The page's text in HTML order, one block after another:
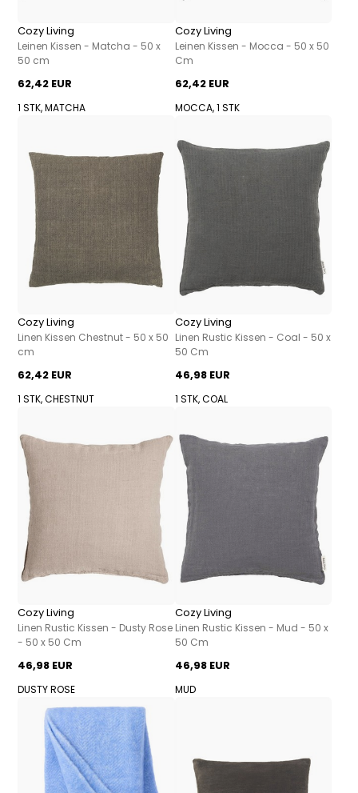
Cozy Living
Leinen Kissen - Matcha - 50 x
50 cm
62,42 EUR
1 STK, MATCHA
Cozy Living
Leinen Kissen - Mocca - 50 x 50
Cm
62,42 EUR
MOCCA, 1 STK
Cozy Living
Linen Kissen Chestnut - 50 x 50
cm
62,42 EUR
1 STK, CHESTNUT
Cozy Living
Linen Rustic Kissen - Coal - 50 x
50 Cm
46,98 EUR
1 STK, COAL
Cozy Living
Linen Rustic Kissen - Dusty Rose
- 50 x 50 Cm
46,98 EUR
DUSTY ROSE
Cozy Living
Linen Rustic Kissen - Mud - 50 x
50 Cm
46,98 EUR
MUD